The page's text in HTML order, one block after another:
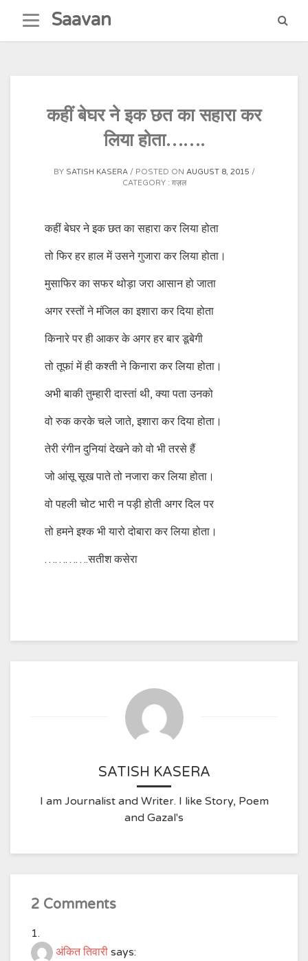
content
Saavan
कहीं बेघर ने इक छत का सहारा कर
लिया होता…….
BY SATISH KASERA POSTED ON AUGUST 8, 2015
CATEGORY : ग़ज़ल
कहीं बेघर ने इक छत का सहारा कर लिया होता
तो फिर हर हाल में उसने गुजारा कर लिया होता।
मुसाफिर का सफर थोड़ा जरा आसान हो जाता
अगर रस्तों ने मंजिल का इशारा कर दिया होता
किनारे पर ही आकर के अगर हर बार डूबेगी
तो तूफां में ही कश्ती ने किनारा कर लिया होता।
अभी बाकी तुम्हारी दास्तां थी, क्या पता उनको
वो रुक करके चले जाते, इशारा कर दिया होता।
तेरी रंगीन दुनियां देखने को वो भी तरसे हैं
जो आंसू सूख पाते तो नजारा कर लिया होता।
वो पहली चोट भारी न पड़ी होती अगर दिल पर
तो हमने इश्क भी यारो दोबारा कर लिया होता।
………….सतीश कसेरा
SATISH KASERA
I am Journalist and Writer. I like Story, Poem
and Gazal's
2 Comments
अंकित तिवारी says: